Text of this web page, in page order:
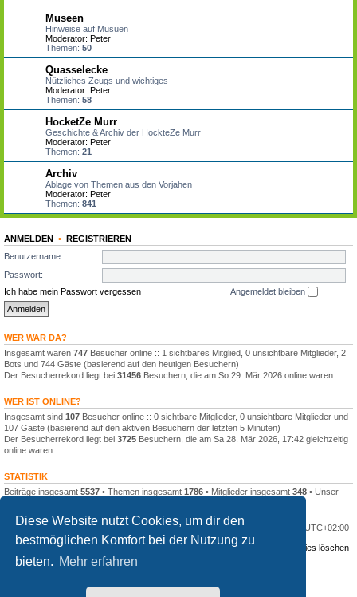
Diese Website nutzt Cookies, um dir den
bestmöglichen Komfort bei der Nutzung zu
bieten. Mehr erfahren
Museen
Hinweise auf Musuen
Moderator: Peter
Themen: 50
Quasselecke
Nützliches Zeugs und wichtiges
Moderator: Peter
Themen: 58
HocketZe Murr
Geschichte & Archiv der HockteZe Murr
Moderator: Peter
Themen: 21
Archiv
Ablage von Themen aus den Vorjahen
Moderator: Peter
Themen: 841
ANMELDEN • REGISTRIEREN
Benutzername:
Passwort:
Ich habe mein Passwort vergessen
Angemeldet bleiben
WER WAR DA?
Insgesamt waren 747 Besucher online :: 1 sichtbares Mitglied, 0 unsichtbare Mitglieder, 2
Bots und 744 Gäste (basierend auf den heutigen Besuchern)
Der Besucherrekord liegt bei 31456 Besuchern, die am So 29. Mär 2026 online waren.
WER IST ONLINE?
Insgesamt sind 107 Besucher online :: 0 sichtbare Mitglieder, 0 unsichtbare Mitglieder und
107 Gäste (basierend auf den aktiven Besuchern der letzten 5 Minuten)
Der Besucherrekord liegt bei 3725 Besuchern, die am Sa 28. Mär 2026, 17:42 gleichzeitig
online waren.
STATISTIK
Beiträge insgesamt 5537 • Themen insgesamt 1786 • Mitglieder insgesamt 348 • Unser
Portal Foren-Übersicht UTC+02:00
Alle Cookies löschen
Datenschutzerklärung
Kontakt
phpBB.de